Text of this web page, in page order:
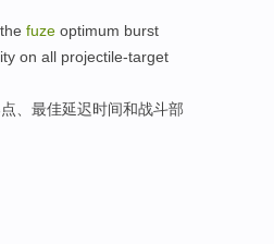
the fuze optimum burst
on all projectile-target
点 、最佳延迟时间和战斗部